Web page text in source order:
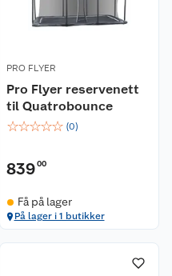
PRO FLYER
Pro Flyer reservenett
til Quatrobounce
☆☆☆☆☆ (0)
83900
Få på lager
På lager i 1 butikker